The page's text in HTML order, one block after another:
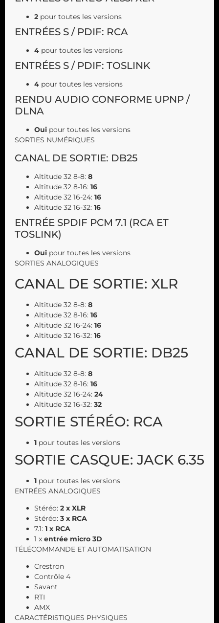
2 pour toutes les versions
ENTRÉES S / PDIF: RCA
4 pour toutes les versions
ENTRÉES S / PDIF: TOSLINK
4 pour toutes les versions
RENDU AUDIO CONFORME UPNP /
DLNA
Oui pour toutes les versions
SORTIES NUMÉRIQUES
CANAL DE SORTIE: DB25
Altitude 32 8-8: 8
Altitude 32 8-16: 16
Altitude 32 16-24: 16
Altitude 32 16-32: 16
ENTRÉE SPDIF PCM 7.1 (RCA ET
TOSLINK)
Oui pour toutes les versions
SORTIES ANALOGIQUES
CANAL DE SORTIE: XLR
Altitude 32 8-8: 8
Altitude 32 8-16: 16
Altitude 32 16-24: 16
Altitude 32 16-32: 16
CANAL DE SORTIE: DB25
Altitude 32 8-8: 8
Altitude 32 8-16: 16
Altitude 32 16-24: 24
Altitude 32 16-32: 32
SORTIE STÉRÉO: RCA
1 pour toutes les versions
SORTIE CASQUE: JACK 6.35
1 pour toutes les versions
ENTRÉES ANALOGIQUES
Stéréo: 2 x XLR
Stéréo: 3 x RCA
7.1: 1 x RCA
1 x entrée micro 3D
TÉLÉCOMMANDE ET AUTOMATISATION
Crestron
Contrôle 4
Savant
RTI
AMX
CARACTÉRISTIQUES PHYSIQUES